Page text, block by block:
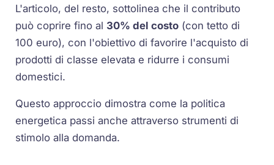
L'articolo, del resto, sottolinea che il contributo
può coprire fino al 30% del costo (con tetto di
100 euro), con l'obiettivo di favorire l'acquisto di
prodotti di classe elevata e ridurre i consumi
domestici.
Questo approccio dimostra come la politica
energetica passi anche attraverso strumenti di
stimolo alla domanda.